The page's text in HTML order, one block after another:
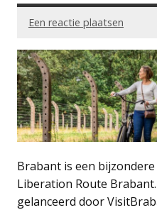
Een reactie plaatsen
Brabant is een
Liberation Route
gelanceerd door